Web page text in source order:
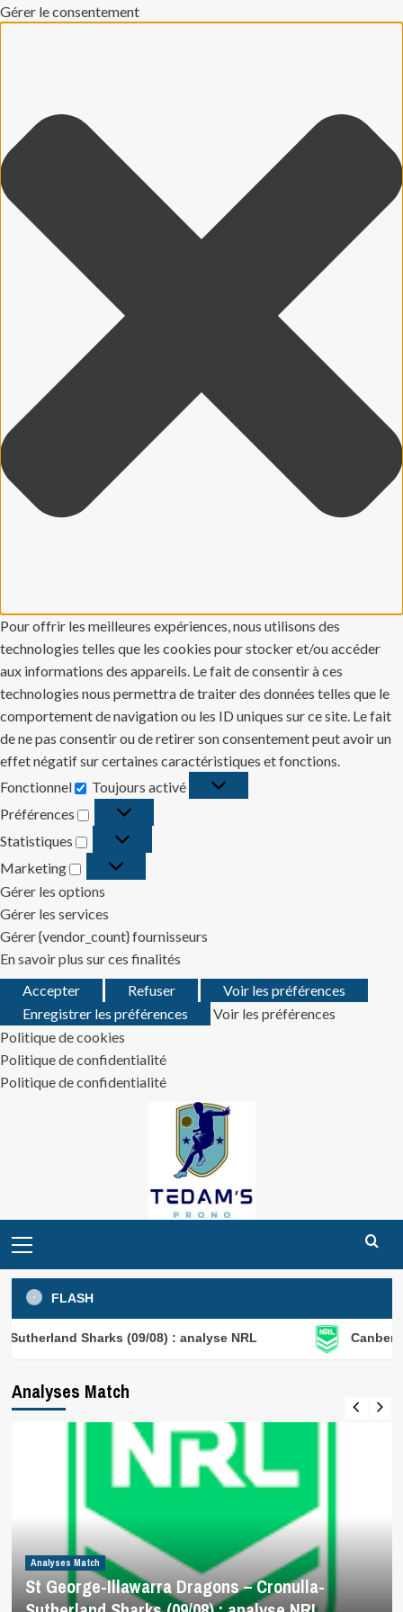
Gérer le consentement
Pour offrir les meilleures expériences, nous utilisons des
technologies telles que les cookies pour stocker et/ou accéder
aux informations des appareils. Le fait de consentir à ces
technologies nous permettra de traiter des données telles que le
comportement de navigation ou les ID uniques sur ce site. Le fait
de ne pas consentir ou de retirer son consentement peut avoir un
effet négatif sur certaines caractéristiques et fonctions.
Fonctionnel
Fonctionnel
Toujours activé
Préférences
Préférences
Statistiques
Statistiques
Marketing
Marketing
Gérer les options
Gérer les services
Gérer {vendor_count} fournisseurs
En savoir plus sur ces finalités
Accepter
Refuser
Voir les préférences
Enregistrer les préférences
Voir les préférences
Politique de cookies
Politique de confidentialité
Politique de confidentialité
Menu
FLASH
(09/08) : analyse NRL Canberra Raiders –
Analyses Match
Analyses Match
St George-Illawarra Dragons – Cronulla-